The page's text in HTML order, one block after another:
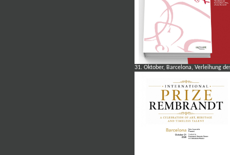
31. Oktober, Barcelona, Verleihung